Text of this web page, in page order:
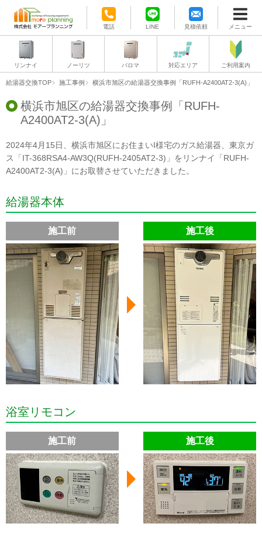
電話 LINE 見積依頼 メニュー
リンナイ ノーリツ パロマ 対応エリア ご利用案内
給湯器交換TOP 施工事例 横浜市旭区の給湯器交換事例「RUFH-A2400AT2-3(A)」
横浜市旭区の給湯器交換事例「RUFH-
A2400AT2-3(A)」
2024年4月15日、横浜市旭区にお住まいI様宅のガス給湯器、東京ガ
ス「IT-368RSA4-AW3Q(RUFH-2405AT2-3)」をリンナイ「RUFH-
A2400AT2-3(A)」にお取替させていただきました。
給湯器本体
施工前 施工後
浴室リモコン
施工前 施工後